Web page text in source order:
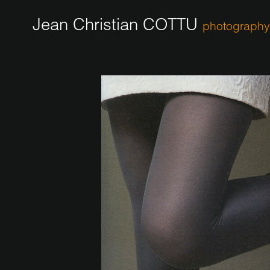
Jean Christian COTTU photography